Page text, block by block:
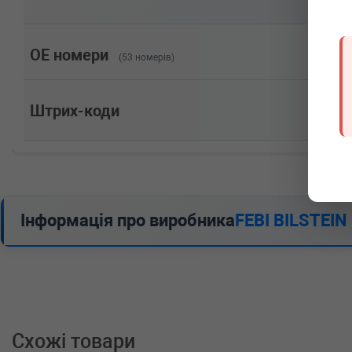
sDrive 20 i 184 л.с. (2011-н.в.) 184 л.с. (2011-09-01-)
2.5 si 218 л.с. (2006-н.в.) 218 л.с. (2006-01-01-) (Тип:
OE номери (53 номерів)
Штрих-коди
Інформація про виробникаFEBI BILSTEIN
Схожі товари